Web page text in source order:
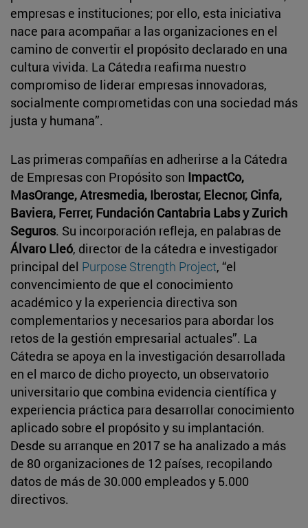
empresas e instituciones; por ello, esta iniciativa
nace para acompañar a las organizaciones en el
camino de convertir el propósito declarado en una
cultura vivida. La Cátedra reafirma nuestro
compromiso de liderar empresas innovadoras,
socialmente comprometidas con una sociedad más
justa y humana”.
Las primeras compañías en adherirse a la Cátedra
de Empresas con Propósito son ImpactCo,
MasOrange, Atresmedia, Iberostar, Elecnor, Cinfa,
Baviera, Ferrer, Fundación Cantabria Labs y Zurich
Seguros. Su incorporación refleja, en palabras de
Álvaro Lleó, director de la cátedra e investigador
principal del Purpose Strength Project, “el
convencimiento de que el conocimiento
académico y la experiencia directiva son
complementarios y necesarios para abordar los
retos de la gestión empresarial actuales”. La
Cátedra se apoya en la investigación desarrollada
en el marco de dicho proyecto, un observatorio
universitario que combina evidencia científica y
experiencia práctica para desarrollar conocimiento
aplicado sobre el propósito y su implantación.
Desde su arranque en 2017 se ha analizado a más
de 80 organizaciones de 12 países, recopilando
datos de más de 30.000 empleados y 5.000
directivos.